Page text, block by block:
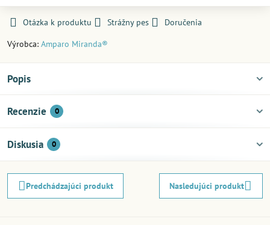
Otázka k produktu Strážny pes
Doručenia
Výrobca: Amparo Miranda®
Popis
Recenzie 0
Diskusia 0
Predchádzajúci produkt Nasledujúci produkt